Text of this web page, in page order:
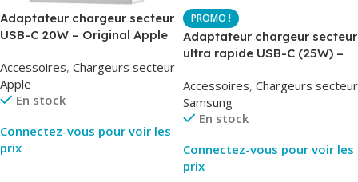
Adaptateur chargeur secteur
USB-C 20W – Original Apple
Original
Accessoires, Chargeurs secteur
Apple
En stock
Connectez-vous pour voir les
prix
Adaptateur chargeur secteur
ultra rapide USB-C (25W) –
EP-TA800
Accessoires, Chargeurs secteur
Samsung
En stock
Connectez-vous pour voir les
prix